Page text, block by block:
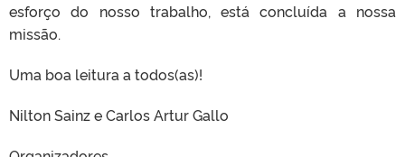
esforço do nosso trabalho, está concluída a nossa
missão.
Uma boa leitura a todos(as)!
Nilton Sainz e Carlos Artur Gallo